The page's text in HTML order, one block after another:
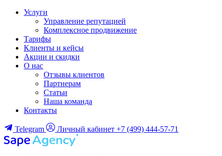
Услуги
Управление репутацией
Комплексное продвижение
Тарифы
Клиенты и кейсы
Акции и скидки
О нас
Отзывы клиентов
Партнерам
Статьи
Наша команда
Контакты
Telegram Личный кабинет +7 (499) 444-57-71